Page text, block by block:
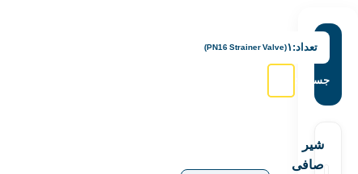
تعداد: ۱(PN16 Strainer Valve)
جستجو:
شیر
صافی